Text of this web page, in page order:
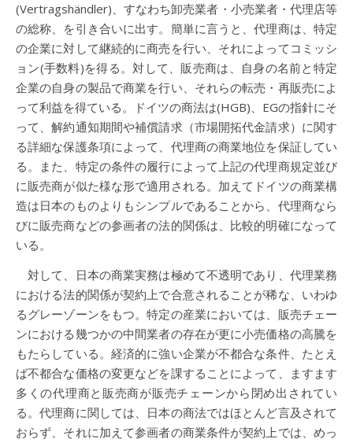
(Vertragshändler)、すなわち卸売業者・小売業者・代理店等
の総称、を引き合いに出す。簡単に言うと、代理商は、特定
の企業に対して継続的に商売を行い、それによってコミッシ
ョン(手数料)を得る。対して、販売商は、自身の名前と特定
企業の自身の製品で商業を行い、それらの転売・再販売によ
って利益を得ている。ドイツの商法は(HGB)、EGの指針にそ
って、解約通知期間や補償請求（市場開拓代金請求）に関す
る詳細な保護条項によって、代理商の商業地位を保証してい
る。また、特定の条件の履行によって上記の代理商規定並び
に販売商が似た様な形で適用される。加えてドイツの商業構
造は日本のものよりもシンプルであることから、代理商なら
びに販売商などの参画者の法的関係は、比較的明確になって
いる。
対して、日本の商業実務は極めて不透明であり、代理業務
における法的関係が契約上で合意されることが稀な、いわゆ
るグレーゾーンをもつ。特定の産業においては、販売チェー
ンにおける幾つかの中間業者の存在が更に小売価格の高騰を
もたらしている。経済的に強い企業が不都合な条件、たとえ
ば不都合な価格の変更などを課することによって、ますます
多くの代理商と販売商が販売チェーンから閉め出されてい
る。代理商に関しては、日本の商法ではほとんど言及されて
おらず、それに加えて参画者の商業条件が契約上では、めっ